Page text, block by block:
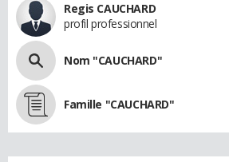
Regis CAUCHARD
profil professionnel
Nom "CAUCHARD"
Famille "CAUCHARD"